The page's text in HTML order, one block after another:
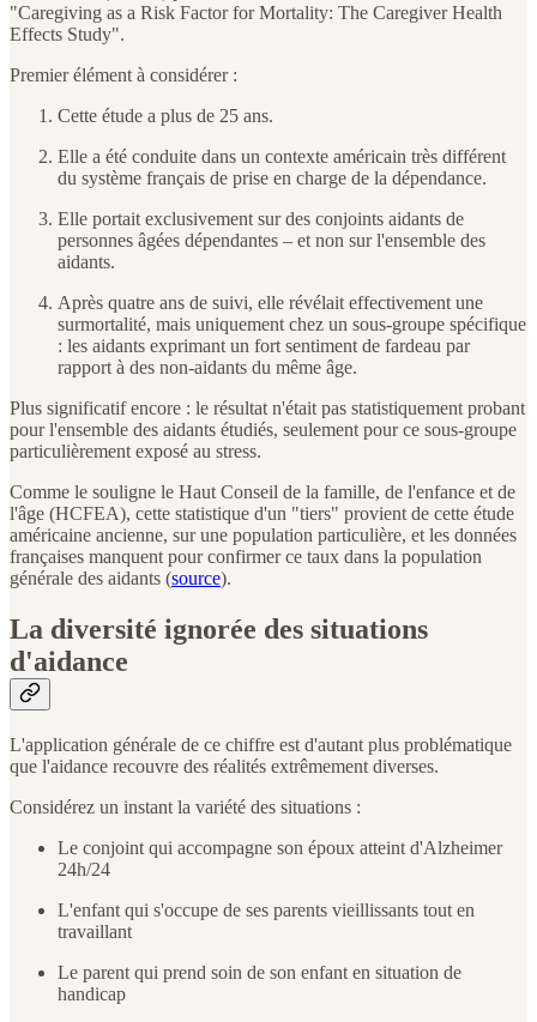
"Caregiving as a Risk Factor for Mortality: The Caregiver Health
Effects Study".
Premier élément à considérer :
Cette étude a plus de 25 ans.
Elle a été conduite dans un contexte américain très différent
du système français de prise en charge de la dépendance.
Elle portait exclusivement sur des conjoints aidants de
personnes âgées dépendantes – et non sur l'ensemble des
aidants.
Après quatre ans de suivi, elle révélait effectivement une
surmortalité, mais uniquement chez un sous-groupe spécifique
: les aidants exprimant un fort sentiment de fardeau par
rapport à des non-aidants du même âge.
Plus significatif encore : le résultat n'était pas statistiquement probant
pour l'ensemble des aidants étudiés, seulement pour ce sous-groupe
particulièrement exposé au stress.
Comme le souligne le Haut Conseil de la famille, de l'enfance et de
l'âge (HCFEA), cette statistique d'un "tiers" provient de cette étude
américaine ancienne, sur une population particulière, et les données
françaises manquent pour confirmer ce taux dans la population
générale des aidants (source).
La diversité ignorée des situations
d'aidance
L'application générale de ce chiffre est d'autant plus problématique
que l'aidance recouvre des réalités extrêmement diverses.
Considérez un instant la variété des situations :
Le conjoint qui accompagne son époux atteint d'Alzheimer
24h/24
L'enfant qui s'occupe de ses parents vieillissants tout en
travaillant
Le parent qui prend soin de son enfant en situation de
handicap